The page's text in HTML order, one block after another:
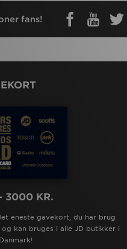
fans!
3000 KR.
eneste gavekort, du har brug
kan bruges i alle JD butikker i